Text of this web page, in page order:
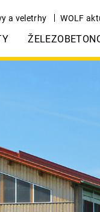
a veletrhy WOLF